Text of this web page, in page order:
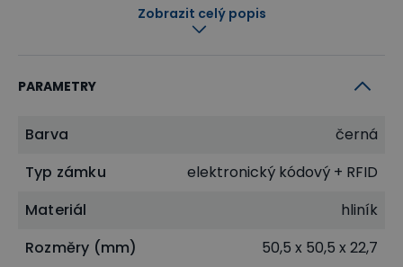
4 módy veřejného profilu (1 - 10místné běžné heslo,
4místné heslo, 1 - 10místné běžné heslo + karta,
nebo zadání nesprávného hesla 4x po sobě bude
tělo zámku slouží zároveň jako madlo
barva: černá
rozměry (V x Š x H): 50.5 x 50.5 x 22.7 mm
vyžaduje odbornou instalaci, před montáží
ověřte kompatibilitu se svým nábytkem
Zobrazit celý popis
PARAMETRY
Barva
černá
Typ zámku
elektronický kódový + RFID
Materiál
hliník
Rozměry (mm)
50,5 x 50,5 x 22,7